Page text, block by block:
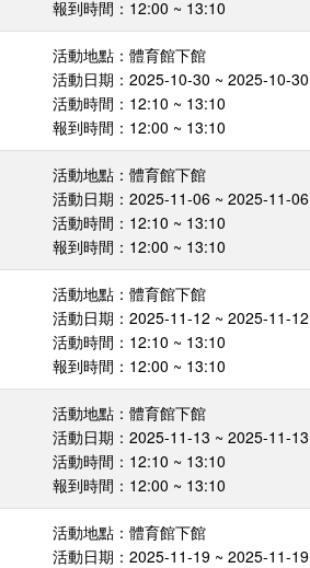
報到時間：12:00 ~ 13:10
活動地點：體育館下館
活動日期：2025-10-30 ~ 2025-10-30
活動時間：12:10 ~ 13:10
報到時間：12:00 ~ 13:10
活動地點：體育館下館
活動日期：2025-11-06 ~ 2025-11-06
活動時間：12:10 ~ 13:10
報到時間：12:00 ~ 13:10
活動地點：體育館下館
活動日期：2025-11-12 ~ 2025-11-12
活動時間：12:10 ~ 13:10
報到時間：12:00 ~ 13:10
活動地點：體育館下館
活動日期：2025-11-13 ~ 2025-11-13
活動時間：12:10 ~ 13:10
報到時間：12:00 ~ 13:10
活動地點：體育館下館
活動日期：2025-11-19 ~ 2025-11-19